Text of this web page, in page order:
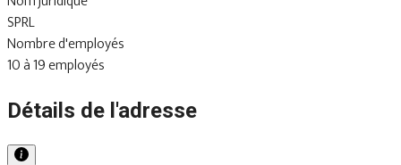
SPRL
Nombre d'employés
10 à 19 employés
Détails de l'adresse